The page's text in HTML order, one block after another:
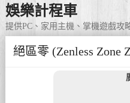
娛樂計程車
提供PC、家用主機、掌機遊戲攻
絕區零 (Zenless Zone